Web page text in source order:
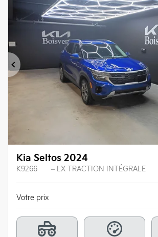
Précédent
Kia Seltos 2024
K9266 – LX TRACTION INTÉGRALE
Votre prix